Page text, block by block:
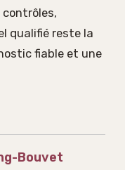
qualifié reste la
fiable et une
Bouvet